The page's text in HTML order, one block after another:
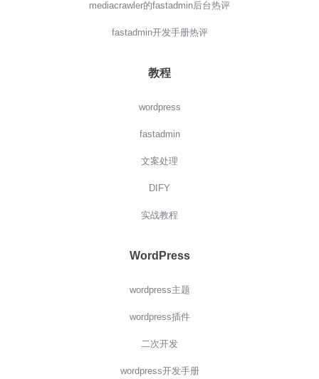
mediacrawler的fastadmin后台热评
fastadmin开发手册热评
教程
wordpress
fastadmin
文案处理
DIFY
实战教程
WordPress
wordpress主题
wordpress插件
二次开发
wordpress开发手册